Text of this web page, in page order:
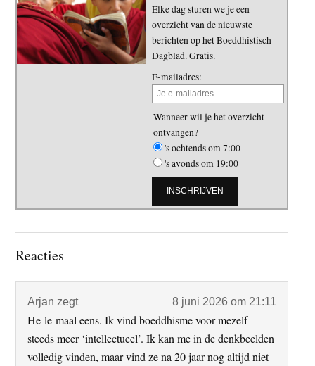
Elke dag sturen we je een
overzicht van de nieuwste
berichten op het Boeddhistisch
Dagblad. Gratis.
E-mailadres:
Wanneer wil je het overzicht
ontvangen?
's ochtends om 7:00
's avonds om 19:00
Lees
Reacties
Arjan zegt 8 juni 2026 om 21:11
He-le-maal eens. Ik vind boeddhisme voor mezelf
steeds meer ‘intellectueel’. Ik kan me in de denkbeelden
volledig vinden, maar vind ze na 20 jaar nog altijd niet